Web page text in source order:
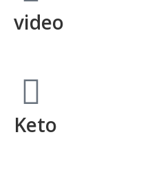
video
Keto